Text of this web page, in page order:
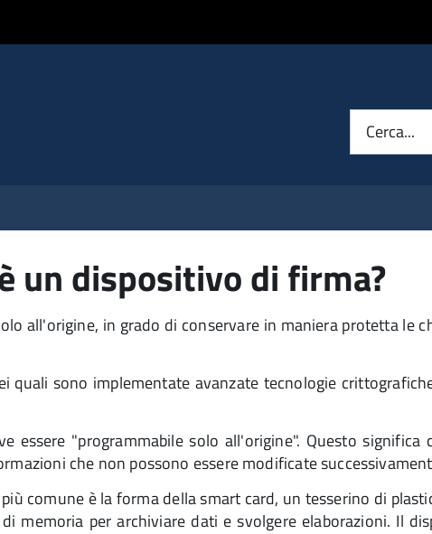
Cerca...
un dispositivo di firma?
all'origine, in grado di conservare in maniera protetta le
quali sono implementate avanzate tecnologie
"programmabile solo all'origine". Questo
che non possono essere modificate
comune è la forma della smart card, un tesserino di
per archiviare dati e svolgere elaborazioni. Il